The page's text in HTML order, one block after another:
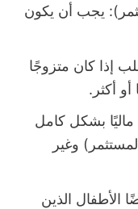
يجب أن يكون
إذا كان متزوجًا
بشكل كامل
وغير
الأطفال الذين